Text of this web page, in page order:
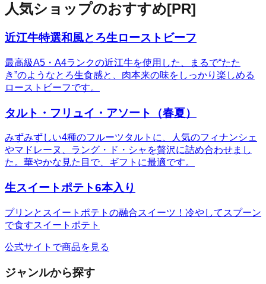
人気ショップのおすすめ[PR]
近江牛特選和風とろ生ローストビーフ
最高級A5・A4ランクの近江牛を使用した、まるで“たた
き”のようなとろ生食感と、肉本来の味をしっかり楽しめる
ローストビーフです。
タルト・フリュイ・アソート（春夏）
みずみずしい4種のフルーツタルトに、人気のフィナンシェ
やマドレーヌ、ラング・ド・シャを贅沢に詰め合わせまし
た。華やかな見た目で、ギフトに最適です。
生スイートポテト6本入り
プリンとスイートポテトの融合スイーツ！冷やしてスプーン
で食すスイートポテト
公式サイトで商品を見る
ジャンルから探す